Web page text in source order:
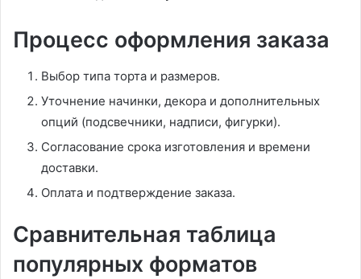
Процесс оформления заказа
Выбор типа торта и размеров.
Уточнение начинки, декора и дополнительных
опций (подсвечники, надписи, фигурки).
Согласование срока изготовления и времени
доставки.
Оплата и подтверждение заказа.
Сравнительная таблица
популярных форматов